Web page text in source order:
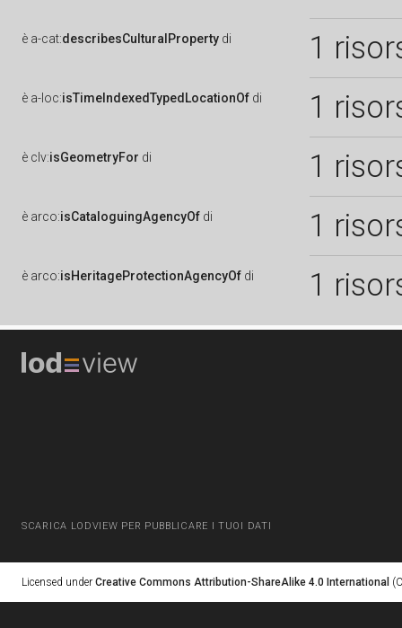
è a-cat:describesCulturalProperty di 1
è a-loc:isTimeIndexedTypedLocationOf di 1
è clv:isGeometryFor di 1
è arco:isCataloguingAgencyOf di 1
è arco:isHeritageProtectionAgencyOf di 1
SCARICA LODVIEW PER PUBBLICARE I TUOI DATI
Licensed under Creative Commons Attribution-ShareAlike 4.0 International